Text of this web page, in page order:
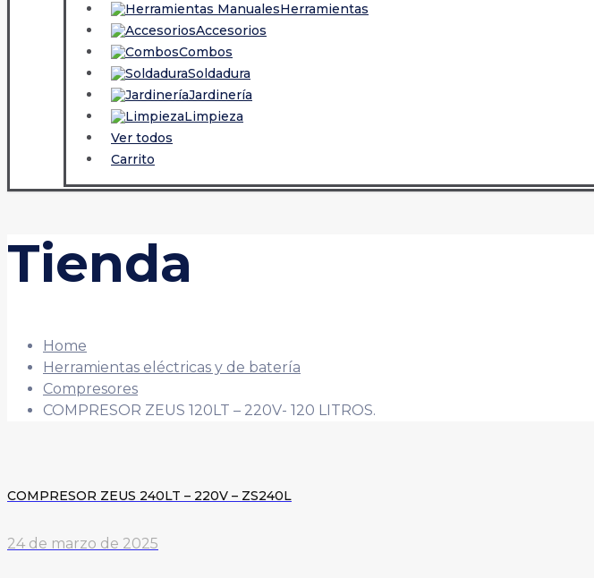
Herramientas
Accesorios
Combos
Soldadura
Jardinería
Limpieza
Ver todos
Carrito
Tienda
Home
Herramientas eléctricas y de batería
Compresores
COMPRESOR ZEUS 120LT – 220V- 120 LITROS.
COMPRESOR ZEUS 240LT – 220V – ZS240L
24 de marzo de 2025